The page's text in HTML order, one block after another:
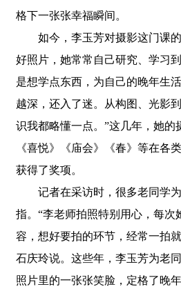
格下一张张幸福瞬间。
如今，李玉芳对摄影这门课的
好照片，她常常自己研究、学习
是想学点东西，为自己的晚年生
越深，还入了迷。从构图、光影
识我都略懂一点。”这几年，她的
《喜悦》《庙会》《春》等在各
获得了奖项。
记者在采访时，很多老同学为
指。“李老师拍照特别用心，每次
容，想好要拍的环节，经常一拍
石庆玲说。这些年，李玉芳为老
照片里的一张张笑脸，定格了晚